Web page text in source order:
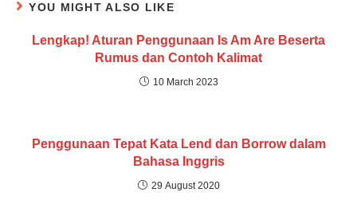
YOU MIGHT ALSO LIKE
Lengkap! Aturan Penggunaan Is Am Are Beserta
Rumus dan Contoh Kalimat
10 March 2023
Penggunaan Tepat Kata Lend dan Borrow dalam
Bahasa Inggris
29 August 2020